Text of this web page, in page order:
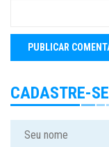
CADASTRE-SE